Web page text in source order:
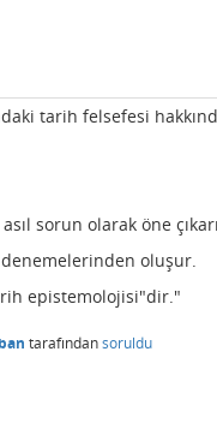
tarih felsefesi
sorun olarak öne
oluşur.
epistemolojisi"dir."
tarafındansoruldu